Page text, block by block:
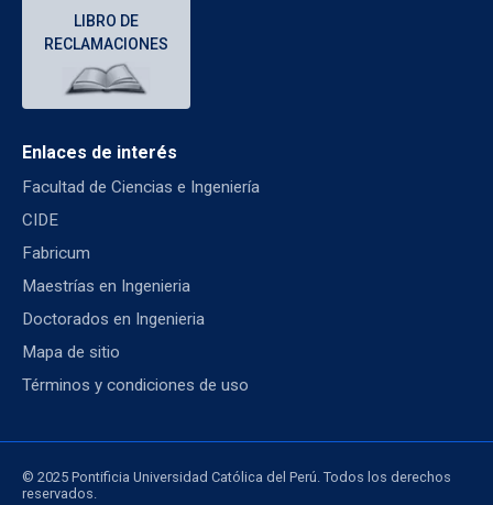
LIBRO DE
RECLAMACIONES
Enlaces de interés
Facultad de Ciencias e Ingeniería
CIDE
Fabricum
Maestrías en Ingenieria
Doctorados en Ingenieria
Mapa de sitio
Términos y condiciones de uso
© 2025 Pontificia Universidad Católica del Perú. Todos los derechos
reservados.